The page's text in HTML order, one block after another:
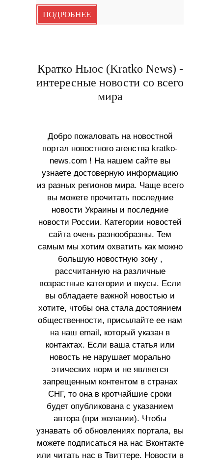
ПОДРОБНЕЕ
Кратко Ньюс (Kratko News) -
интересные новости со всего
мира
Добро пожаловать на новостной
портал новостного агенства kratko-
news.com ! На нашем сайте вы
узнаете достоверную информацию
из разных регионов мира. Чаще всего
вы можете прочитать последние
новости Украины и последние
новости России. Категории новостей
сайта очень разнообразны. Тем
самым мы хотим охватить как можно
большую новостную зону ,
рассчитанную на различные
возрастные категории и вкусы. Если
вы обладаете важной новостью и
хотите, чтобы она стала достоянием
общественности, присылайте ее нам
на наш email, который указан в
контактах. Если ваша статья или
новость не нарушает морально
этических норм и не является
запрещенным контентом в странах
СНГ, то она в кротчайшие сроки
будет опубликована с указанием
автора (при желании). Чтобы
узнавать об обновлениях портала, вы
можете подписаться на нас Вконтакте
или читать нас в Твиттере. Новости в